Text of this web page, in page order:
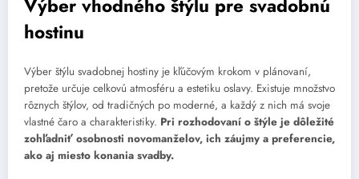
Výber vhodného štýlu pre svadobnú
hostinu
Výber štýlu svadobnej hostiny je kľúčovým krokom v plánovaní,
pretože určuje celkovú atmosféru a estetiku oslavy. Existuje množstvo
rôznych štýlov, od tradičných po moderné, a každý z nich má svoje
vlastné čaro a charakteristiky. Pri rozhodovaní o štýle je dôležité
zohľadniť osobnosti novomanželov, ich záujmy a preferencie,
ako aj miesto konania svadby.